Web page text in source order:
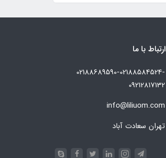
ارتباط با ما
02188689590-02188584524-
09212817132
info@liliuom.com
تهران سعادت آباد